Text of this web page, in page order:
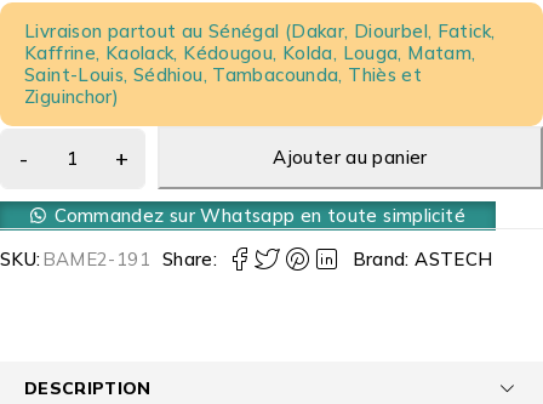
Livraison partout au Sénégal (Dakar, Diourbel, Fatick,
Kaffrine, Kaolack, Kédougou, Kolda, Louga, Matam,
Saint-Louis, Sédhiou, Tambacounda, Thiès et
Ziguinchor)
Ajouter au panier
Commandez sur Whatsapp en toute simplicité
SKU:BAME2-191 Share: Brand:ASTECH
DESCRIPTION